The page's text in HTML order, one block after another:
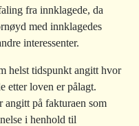
fra innklagede, da
med innklagedes
interessenter.
helst tidspunkt angitt hvor
etter loven er pålagt.
på fakturaen som
i henhold til